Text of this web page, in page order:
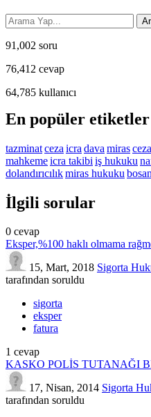
91,002 soru
76,412 cevap
64,785 kullanıcı
En popüler etiketler
tazminatceza icra dava miras
mahkemeicra takibi iş hukuku
dolandırıcılıkmiras hukuku
İlgili sorular
0 cevap
Eksper,%100 haklı olmama
15, Mart, 2018 Sigorta
tarafından soruldu
sigorta
eksper
fatura
1 cevap
KASKO POLİS TUTANAĞI
17, Nisan, 2014 Sigorta
tarafından soruldu